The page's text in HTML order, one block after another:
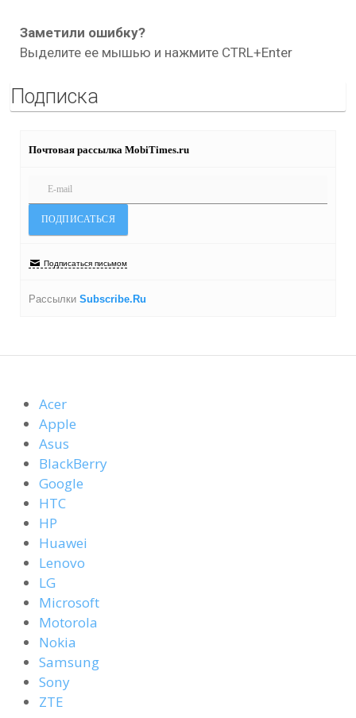
Заметили ошибку?
Выделите ее мышью и нажмите CTRL+Enter
Подписка
Почтовая рассылка MobiTimes.ru
Подписаться письмом
Рассылки Subscribe.Ru
Acer
Apple
Asus
BlackBerry
Google
HTC
HP
Huawei
Lenovo
LG
Microsoft
Motorola
Nokia
Samsung
Sony
ZTE